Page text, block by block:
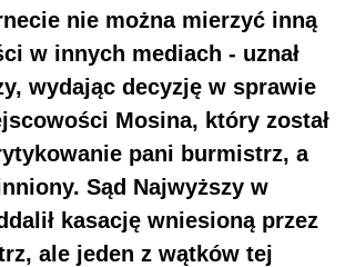
nie można mierzyć inną
w innych mediach - uznał
wydając decyzję w sprawie
Mosina, który został
pani burmistrz, a
Sąd Najwyższy w
kasację wniesioną przez
ale jeden z wątków tej